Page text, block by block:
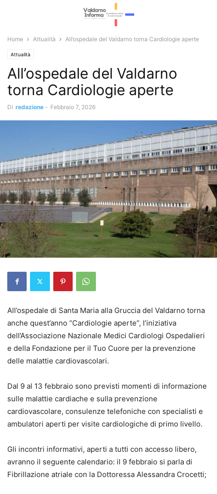
Home Attualità All’ospedale del Valdarno torna Cardiologie aperte
Attualità
All’ospedale del Valdarno
torna Cardiologie aperte
Di redazione - Febbraio 7, 2026
All’ospedale di Santa Maria alla Gruccia del Valdarno torna
anche quest’anno “Cardiologie aperte”, l’iniziativa
dell’Associazione Nazionale Medici Cardiologi Ospedalieri
e della Fondazione per il Tuo Cuore per la prevenzione
delle malattie cardiovascolari.
Dal 9 al 13 febbraio sono previsti momenti di informazione
sulle malattie cardiache e sulla prevenzione
cardiovascolare, consulenze telefoniche con specialisti e
ambulatori aperti per visite cardiologiche di primo livello.
Gli incontri informativi, aperti a tutti con accesso libero,
avranno il seguente calendario: il 9 febbraio si parla di
Fibrillazione atriale con la Dottoressa Alessandra Crocetti;